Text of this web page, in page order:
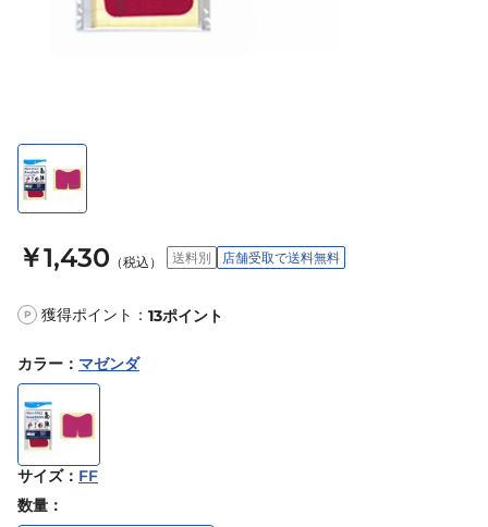
￥1,430 （税込） 送料別 店舗受取で送料無料
P 獲得ポイント： 13ポイント
カラー ： マゼンダ
サイズ： FF
数量：